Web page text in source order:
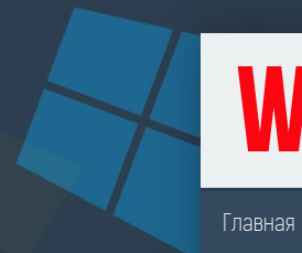
Главная